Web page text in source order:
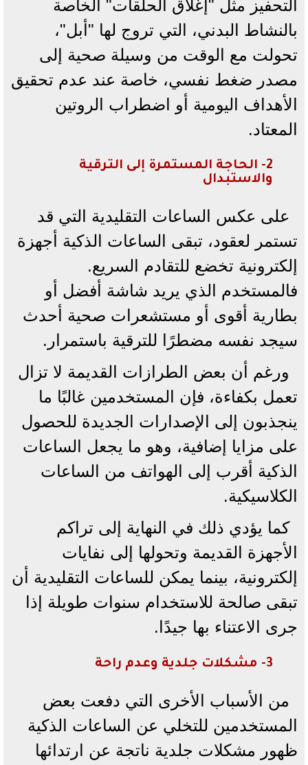
التحفيز مثل "إغلاق الحلقات" الخاصة
بالنشاط البدني، التي تروج لها "أبل"،
تحولت مع الوقت من وسيلة صحية إلى
مصدر ضغط نفسي، خاصة عند عدم تحقيق
الأهداف اليومية أو اضطراب الروتين
المعتاد.
2- الحاجة المستمرة إلى الترقية
والاستبدال
على عكس الساعات التقليدية التي قد
تستمر لعقود، تبقى الساعات الذكية أجهزة
إلكترونية تخضع للتقادم السريع.
فالمستخدم الذي يريد شاشة أفضل أو
بطارية أقوى أو مستشعرات صحية أحدث
سيجد نفسه مضطرًا للترقية باستمرار.
ورغم أن بعض الطرازات القديمة لا تزال
تعمل بكفاءة، فإن المستخدمين غالبًا ما
ينجذبون إلى الإصدارات الجديدة للحصول
على مزايا إضافية، وهو ما يجعل الساعات
الذكية أقرب إلى الهواتف من الساعات
الكلاسيكية.
كما يؤدي ذلك في النهاية إلى تراكم
الأجهزة القديمة وتحولها إلى نفايات
إلكترونية، بينما يمكن للساعات التقليدية أن
تبقى صالحة للاستخدام سنوات طويلة إذا
جرى الاعتناء بها جيدًا.
3- مشكلات جلدية وعدم راحة
من الأسباب الأخرى التي دفعت بعض
المستخدمين للتخلي عن الساعات الذكية
ظهور مشكلات جلدية ناتجة عن ارتدائها